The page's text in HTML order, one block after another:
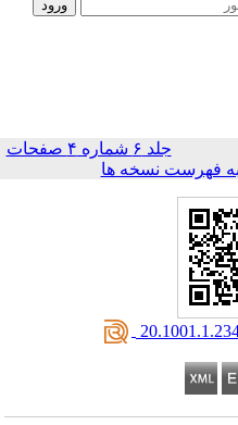
جلد ۶ شماره ۴ صفحات
فهرست نسخه ها